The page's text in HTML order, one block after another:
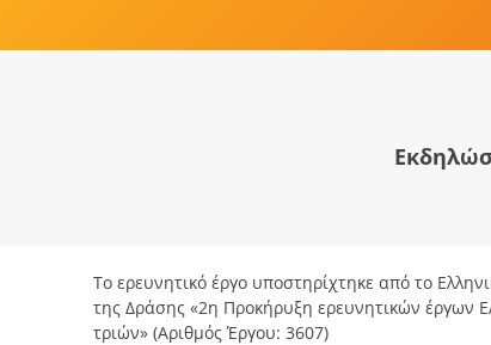
Το ερευνητικό έργο υποστηρίχτηκε από το
της Δράσης «2η Προκήρυξη ερευνητικών έργων
τριών» (Αριθμός Έργου: 3607)